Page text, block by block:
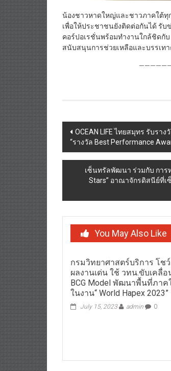
น้องชาวหาดใหญ่และชาวภาคใต้ทุ
เพื่อให้ประชาชนยังติดต่อกันได้ รั
คอร์ปอเรชั่นพร้อมทำงานใกล้ชิดกั
สนับสนุนการช่วยเหลือและบรรเ
Post
navigation
OCEAN LIFE ไทยสมุทร รับรา
“รางวัล Best Performance
เซ็นทรัลพัฒนา ร่วมกับ การท่
Stars” อาณาจักรดิสนีย์ที่
You May Also Like
กรมวิทยาศาสตร์บริการ โช
ผลงานเด่น ใช้ วทน.ขับเคลื่อ
BCG Model พัฒนาพื้นที่ภาค
ในงาน“ World Hapex 2023”
July 15, 2023 admin 0